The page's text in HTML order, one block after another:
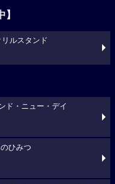
リルスタンド
ド・ニュー・デイ
ひみつ